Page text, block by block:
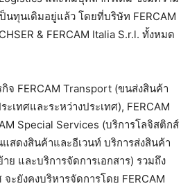
นทุนเดิมอยู่แล้ว โดยที่บริษัท FERCAM
& FERCAM Italia S.r.l. ทั้งหมด
จ FERCAM Transport (ขนส่งสินค้า
ะเทศและระหว่างประเทศ), FERCAM
Special Services (บริการโลจิสติกส์
สดงสินค้าและอีเวนท์ บริการส่งสินค้า
ย และบริการจัดการเอกสาร) รวมถึง
จะยังคงบริหารจัดการโดย FERCAM